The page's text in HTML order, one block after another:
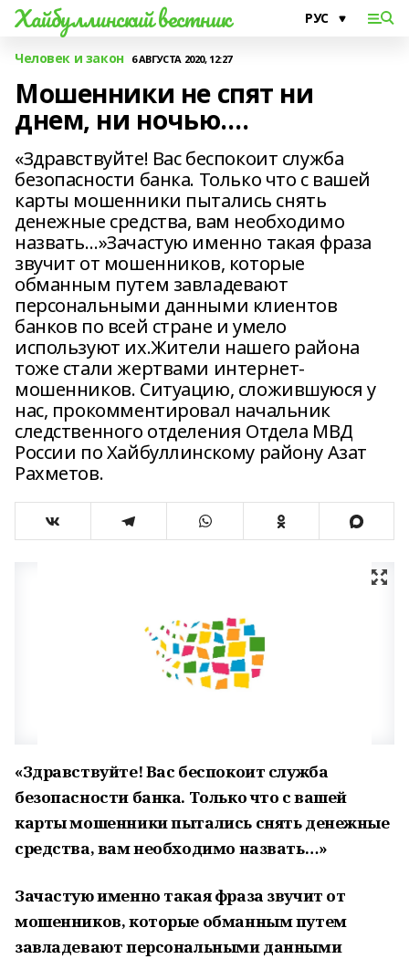
Хайбуллинский вестник
Человек и закон 6 АВГУСТА 2020, 12:27
Мошенники не спят ни
днем, ни ночью….
«Здравствуйте! Вас беспокоит служба
безопасности банка. Только что с вашей
карты мошенники пытались снять
денежные средства, вам необходимо
назвать…»Зачастую именно такая фраза
звучит от мошенников, которые
обманным путем завладевают
персональными данными клиентов
банков по всей стране и умело
используют их.Жители нашего района
тоже стали жертвами интернет-
мошенников. Ситуацию, сложившуюся у
нас, прокомментировал начальник
следственного отделения Отдела МВД
России по Хайбуллинскому району Азат
Рахметов.
«Здравствуйте! Вас беспокоит служба
безопасности банка. Только что с вашей
карты мошенники пытались снять денежные
средства, вам необходимо назвать…»
Зачастую именно такая фраза звучит от
мошенников, которые обманным путем
завладевают персональными данными